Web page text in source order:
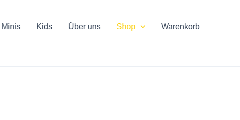
Minis Kids Über uns Shop
Warenkorb